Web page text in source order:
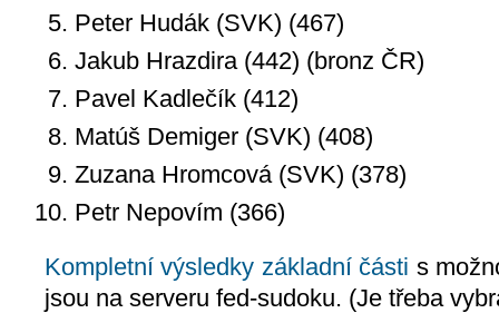
Peter Hudák (SVK) (467)
Jakub Hrazdira (442) (bronz ČR)
Pavel Kadlečík (412)
Matúš Demiger (SVK) (408)
Zuzana Hromcová (SVK) (378)
Petr Nepovím (366)
Kompletní výsledky základní části s
jsou na serveru fed-sudoku. (Je třeba